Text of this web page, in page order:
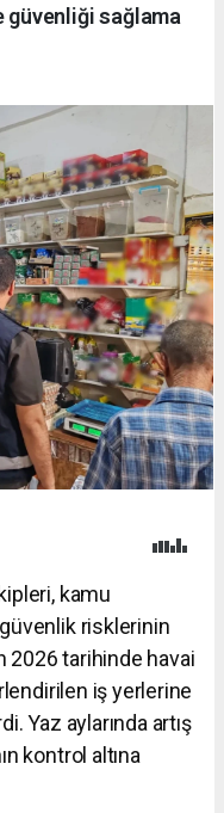
güvenliği sağlama
kamu
risklerinin
2026 tarihinde havai
iş yerlerine
Yaz aylarında artış
kontrol altına